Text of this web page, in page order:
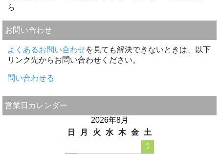
ら
お問い合わせ
よくあるお問い合わせを見ても解決できないときは、以下
リンク先からお問い合わせください。
問い合わせる
営業日カレンダー
2026年8月
日
月 火 水 木 金
土
1